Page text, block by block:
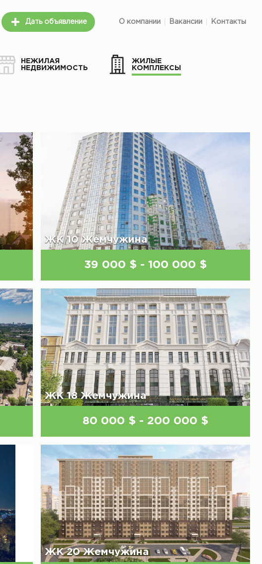
Дать объявление О компании Вакансии Контакты
НЕЖИЛАЯ
НЕДВИЖИМОСТЬ
ЖИЛЫЕ
КОМПЛЕКСЫ
39 000 $ - 100 000 $
ЖК 10 Жемчужина
80 000 $ - 200 000 $
ЖК 18 Жемчужина
ЖК 20 Жемчужина